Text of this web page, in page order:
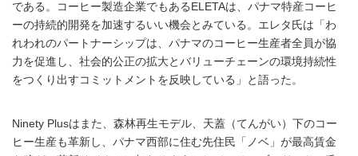
である。コーヒー製造企業でもあるELETAは、パナマ特産コーヒ
ーの持続的開発を加速するいい機会とみている。エレタ氏は「わ
れわれのパートナーシップは、パナマのコーヒー生産者全員が協
力を促進し、社会的公正の拡大とバリューチェーンの環境持続性
をつくり出すコミットメントを反映している」と語った。
Ninety Plusはまた、森林再生モデル、天蓋（てんがい）下のコー
ヒー生産も革新し、パナマ西部に住む先住民「ノベ」が最高賃金